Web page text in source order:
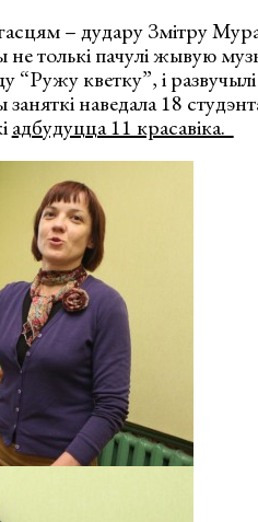
– дудару Змітру
толькі пачулі жывую
“Ружу кветку”, і
наведала 18
адбудуцца 11 красавіка.